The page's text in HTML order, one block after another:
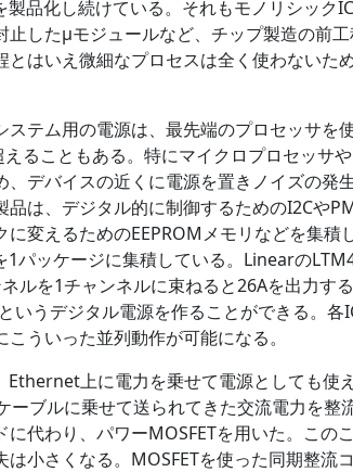
製品化し続けている。それもモノリシック
止したµモジュールなど、チップ製造の前
とはいえ微細なプロセスは全く使わないた
ステム用の電源は、最先端のプロセッサを
えることもある。特にマイクロプロセッサ
、デバイスの近くに電源を置きノイズの発
品は、デジタル的に制御するためのI2Cや
に変えるためのEEPROMメモリなどを集
1パッケージに集積している。Linearの
ルを1チャンネルに束ねると26Aを出力す
いうデジタル電源を作ることができる。
こういった並列動作が可能になる。
Ethernet上に電力を乗せて電源としても使
ーブルに乗せて送られてきた交流電力を整
に代わり、パワーMOSFETを用いた。この
は小さくなる。MOSFETを使った同期整流